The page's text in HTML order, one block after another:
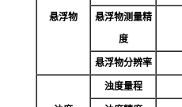
悬浮物
悬浮物测量精
度
悬浮物分辨率
浊度量程